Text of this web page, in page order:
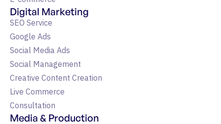
Digital Marketing
SEO Service
Google Ads
Social Media Ads
Social Management
Creative Content Creation
Live Commerce
Consultation
Media & Production